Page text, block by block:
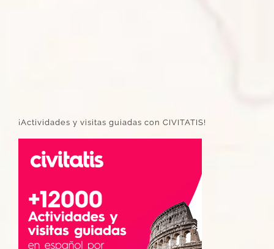
¡Actividades y visitas guiadas con CIVITATIS!